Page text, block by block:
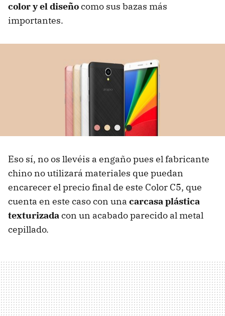
color y el diseñocomo sus bazas más
importantes.
Eso sí, no os llevéis a engaño pues el fabricante
chino no utilizará materiales que puedan
encarecer el precio final de este Color C5, que
cuenta en este caso con una carcasa plástica
texturizadacon un acabado parecido al metal
cepillado.